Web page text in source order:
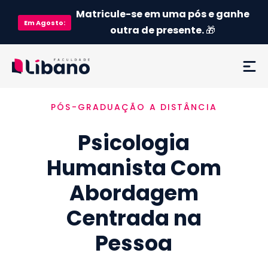
EmAgosto:
Matricule-se em uma pós e ganhe
outra de presente.🎁
Ementa
Como funciona
Credenciamento MEC
PÓS-GRADUAÇÃO A DISTÂNCIA
Psicologia
Humanista Com
Abordagem
Centrada na
Pessoa